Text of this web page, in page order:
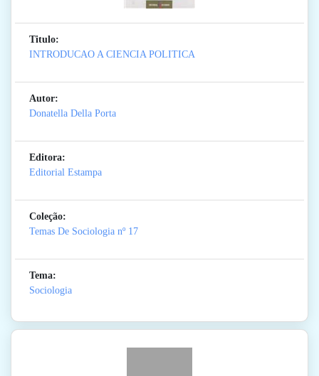
Titulo:
INTRODUCAO A CIENCIA POLITICA
Autor:
Donatella Della Porta
Editora:
Editorial Estampa
Coleção:
Temas De Sociologia nº 17
Tema:
Sociologia